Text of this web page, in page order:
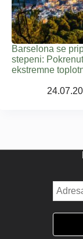
Barselona se
stepeni:
ekstremne